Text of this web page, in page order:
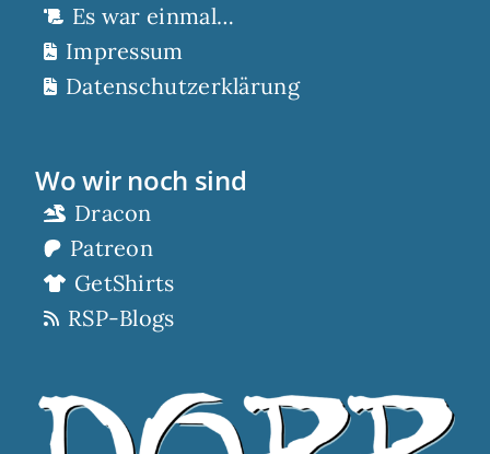
Es war einmal…
Impressum
Datenschutzerklärung
Wo wir noch sind
Dracon
Patreon
GetShirts
RSP-Blogs